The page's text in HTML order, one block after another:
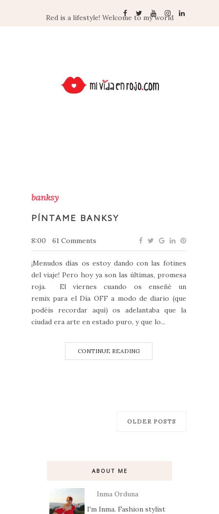
Red is a lifestyle! Welcome to my world
banksy
PÍNTAME BANKSY
8:00 61 Comments
¡Menudos días os estoy dando con las fotines
del viaje! Pero hoy ya son las últimas, promesa
roja. El viernes cuando os enseñé un
remix para el Día OFF a modo de diario (que
podéis recordar aquí) os adelantaba que la
ciudad era arte en estado puro, y que lo...
CONTINUE READING
OLDER POSTS
ABOUT ME
Inma Orduna
I'm Inma. Fashion stylist